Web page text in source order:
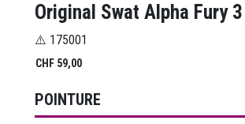
Original Swat Alpha Fury 3
⚠️ 175001
CHF 59,00
POINTURE